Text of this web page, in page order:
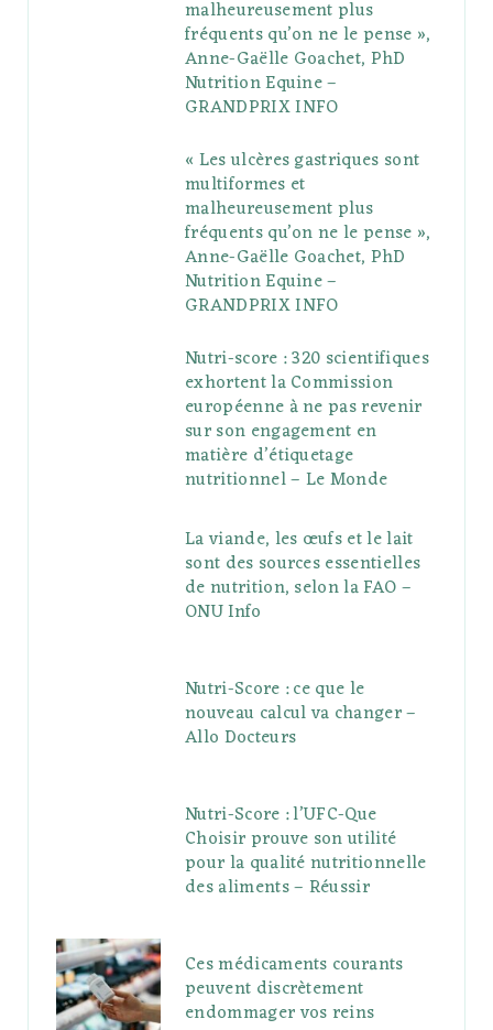
l
s
a
s
malheureusement plus
fréquents qu’on ne le pense »,
Anne-Gaëlle Goachet, PhD
Nutrition Equine –
GRANDPRIX INFO
« Les ulcères gastriques sont
multiformes et
malheureusement plus
fréquents qu’on ne le pense »,
Anne-Gaëlle Goachet, PhD
Nutrition Equine –
GRANDPRIX INFO
Nutri-score : 320 scientifiques
exhortent la Commission
européenne à ne pas revenir
sur son engagement en
matière d’étiquetage
nutritionnel – Le Monde
La viande, les œufs et le lait
sont des sources essentielles
de nutrition, selon la FAO –
ONU Info
Nutri-Score : ce que le
nouveau calcul va changer –
Allo Docteurs
Nutri-Score : l’UFC-Que
Choisir prouve son utilité
pour la qualité nutritionnelle
des aliments – Réussir
Ces médicaments courants
peuvent discrètement
endommager vos reins